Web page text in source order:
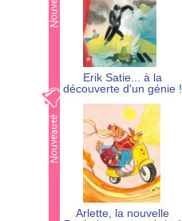
Erik Satie... à la
découverte d'un génie !
Arlette, la nouvelle